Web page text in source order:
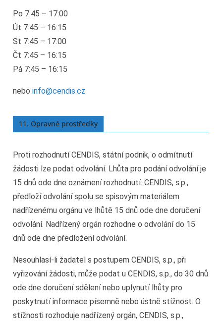
Po 7:45 – 17:00
Út 7:45 – 16:15
St 7:45 – 17:00
Čt 7:45 – 16:15
Pá 7:45 – 16:15
nebo info@cendis.cz
11. Opravné prostředky
Proti rozhodnutí CENDIS, státní podnik, o odmítnutí
žádosti lze podat odvolání. Lhůta pro podání odvolání je
15 dnů ode dne oznámení rozhodnutí. CENDIS, s.p.,
předloží odvolání spolu se spisovým materiálem
nadřízenému orgánu ve lhůtě 15 dnů ode dne doručení
odvolání. Nadřízený orgán rozhodne o odvolání do 15
dnů ode dne předložení odvolání.
Nesouhlasí-li žadatel s postupem CENDIS, s.p., při
vyřizování žádosti, může podat u CENDIS, s.p., do 30 dnů
ode dne doručení sdělení nebo uplynutí lhůty pro
poskytnutí informace písemně nebo ústně stížnost. O
stížnosti rozhoduje nadřízený orgán, CENDIS, s.p.,